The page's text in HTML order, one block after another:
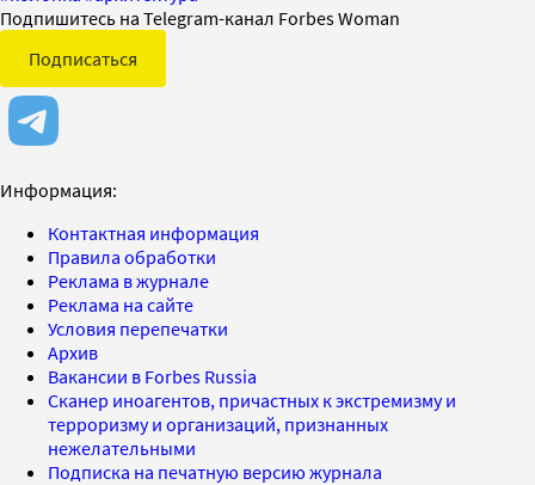
Подпишитесь на Telegram-канал Forbes Woman
Подписаться
Информация:
Контактная информация
Правила обработки
Реклама в журнале
Реклама на сайте
Условия перепечатки
Архив
Вакансии в Forbes Russia
Сканер иноагентов, причастных к экстремизму и
терроризму и организаций, признанных
нежелательными
Подписка на печатную версию журнала